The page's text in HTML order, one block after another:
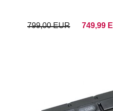
799,00 EUR 749,99